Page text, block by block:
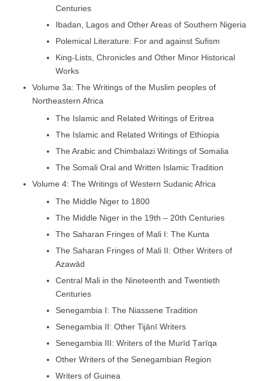
Centuries
Ibadan, Lagos and Other Areas of Southern Nigeria
Polemical Literature: For and against Sufism
King-Lists, Chronicles and Other Minor Historical
Works
Volume 3a: The Writings of the Muslim peoples of
Northeastern Africa
The Islamic and Related Writings of Eritrea
The Islamic and Related Writings of Ethiopia
The Arabic and Chimbalazi Writings of Somalia
The Somali Oral and Written Islamic Tradition
Volume 4: The Writings of Western Sudanic Africa
The Middle Niger to 1800
The Middle Niger in the 19th – 20th Centuries
The Saharan Fringes of Mali I: The Kunta
The Saharan Fringes of Mali II: Other Writers of
Azawād
Central Mali in the Nineteenth and Twentieth
Centuries
Senegambia I: The Niassene Tradition
Senegambia II: Other Tijānī Writers
Senegambia III: Writers of the Murīd Ṭarīqa
Other Writers of the Senegambian Region
Writers of Guinea